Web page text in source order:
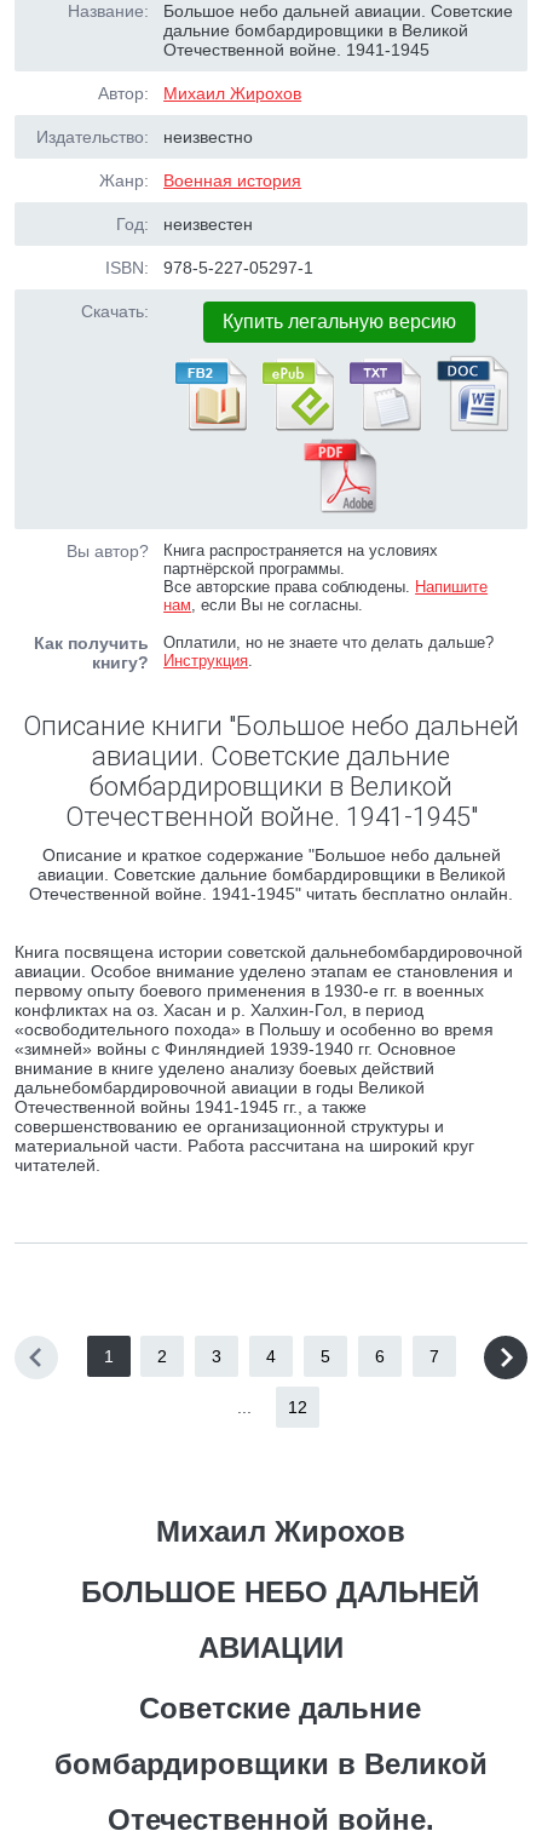
Название:
Большое небо дальней авиации. Советские
дальние бомбардировщики в Великой
Отечественной войне. 1941-1945
Автор: Михаил Жирохов
Издательство: неизвестно
Жанр: Военная история
Год: неизвестен
ISBN: 978-5-227-05297-1
Скачать: Купить легальную версию
Вы автор?
Книга распространяется на условиях
партнёрской программы.
Все авторские права соблюдены. Напишите
нам, если Вы не согласны.
Как получить
книгу?
Оплатили, но не знаете что делать дальше?
Инструкция.
Описание книги "Большое небо дальней
авиации. Советские дальние
бомбардировщики в Великой
Отечественной войне. 1941-1945"
Описание и краткое содержание "Большое небо дальней
авиации. Советские дальние бомбардировщики в Великой
Отечественной войне. 1941-1945" читать бесплатно онлайн.
Книга посвящена истории советской дальнебомбардировочной
авиации. Особое внимание уделено этапам ее становления и
первому опыту боевого применения в 1930-е гг. в военных
конфликтах на оз. Хасан и р. Халхин-Гол, в период
«освободительного похода» в Польшу и особенно во время
«зимней» войны с Финляндией 1939-1940 гг. Основное
внимание в книге уделено анализу боевых действий
дальнебомбардировочной авиации в годы Великой
Отечественной войны 1941-1945 гг., а также
совершенствованию ее организационной структуры и
материальной части. Работа рассчитана на широкий круг
читателей.
1 2 3 4 5 6 7
12
Михаил Жирохов
БОЛЬШОЕ НЕБО ДАЛЬНЕЙ
АВИАЦИИ
Советские дальние
бомбардировщики в Великой
Отечественной войне.